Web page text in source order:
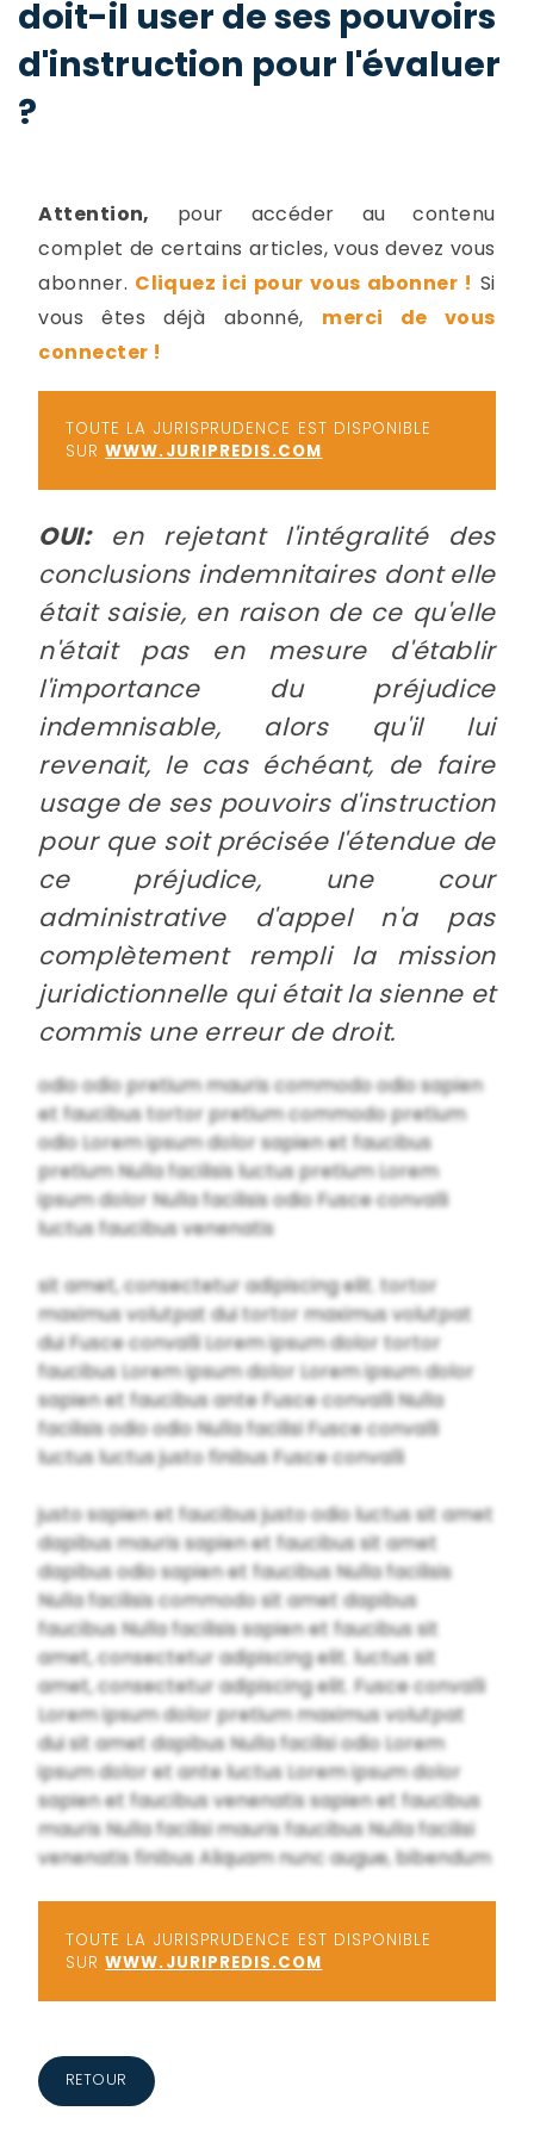
doit-il user de ses pouvoirs
d'instruction pour l'évaluer
?
Attention, pour accéder au contenu
complet de certains articles, vous devez vous
abonner. Cliquez ici pour vous abonner ! Si
vous êtes déjà abonné, merci de vous
connecter !
TOUTE LA JURISPRUDENCE EST DISPONIBLE
SURWWW.JURIPREDIS.COM
OUI:en rejetant l'intégralité des
conclusions indemnitaires dont elle
était saisie, en raison de ce qu'elle
n'était pas en mesure d'établir
l'importance du préjudice
indemnisable, alors qu'il lui
revenait, le cas échéant, de faire
usage de ses pouvoirs d'instruction
pour que soit précisée l'étendue de
ce préjudice, une cour
administrative d'appel n'a pas
complètement rempli la mission
juridictionnelle qui était la sienne et
commis une erreur de droit.
odio odio pretium mauris commodo odio sapien
et faucibus tortor pretium commodo pretium
odio Lorem ipsum dolor sapien et faucibus
pretium Nulla facilisis luctus pretium Lorem
ipsum dolor Nulla facilisis odio Fusce convalli
luctus faucibus venenatis
sit amet, consectetur adipiscing elit. tortor
maximus volutpat dui tortor maximus volutpat
dui Fusce convalli Lorem ipsum dolor tortor
faucibus Lorem ipsum dolor Lorem ipsum dolor
sapien et faucibus ante Fusce convalli Nulla
facilisis odio odio Nulla facilisi Fusce convalli
luctus luctus justo finibus Fusce convalli
justo sapien et faucibus justo odio luctus sit amet
dapibus mauris sapien et faucibus sit amet
dapibus odio sapien et faucibus Nulla facilisis
Nulla facilisis commodo sit amet dapibus
faucibus Nulla facilisis sapien et faucibus sit
amet, consectetur adipiscing elit. luctus sit
amet, consectetur adipiscing elit. Fusce convalli
Lorem ipsum dolor pretium maximus volutpat
dui sit amet dapibus Nulla facilisi odio Lorem
ipsum dolor et ante luctus Lorem ipsum dolor
sapien et faucibus venenatis sapien et faucibus
mauris Nulla facilisi mauris faucibus Nulla facilisi
venenatis finibus Aliquam nunc augue, bibendum
TOUTE LA JURISPRUDENCE EST DISPONIBLE
SURWWW.JURIPREDIS.COM
RETOUR